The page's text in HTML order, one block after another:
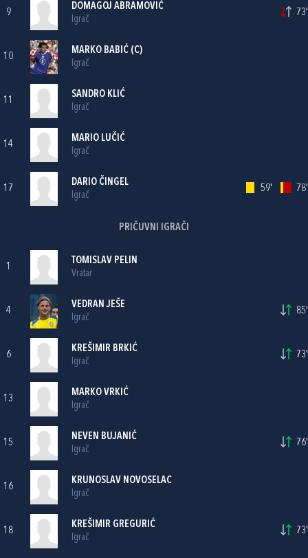
9
DOMAGOJ ABRAMOVIĆ
Igrač
73'
10
MARKO BABIĆ (C)
Igrač
11
SANDRO KLIĆ
Igrač
14
MARIO LUČIĆ
Igrač
17
DARIO ČINGEL
Igrač
59' 78'
PRIČUVNI IGRAČI
1
TOMISLAV PELIN
Vratar
4
VEDRAN JEŠE
Igrač
85'
6
KREŠIMIR BRKIĆ
Igrač
73'
13
MARKO VRKIĆ
Igrač
15
NEVEN BUJANIĆ
Igrač
76'
16
KRUNOSLAV NOVOSELAC
Igrač
18
KREŠIMIR GREGURIĆ
Igrač
73'